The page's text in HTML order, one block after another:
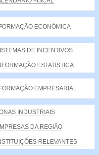
ECONÓMICA
DE INCENTIVOS
ESTATISTICA
EMPRESARIAL
INDUSTRIAIS
DA REGIÃO
RELEVANTES